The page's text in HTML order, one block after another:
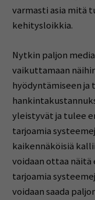
varmasti asia mitä
kehitysloikkia.
Nytkin paljon
vaikuttamaan
hyödyntämiseen ja
yleistyvät ja tulee
tarjoamia
kaikennäköisiä
voidaan ottaa
tarjoamia
voidaan saada